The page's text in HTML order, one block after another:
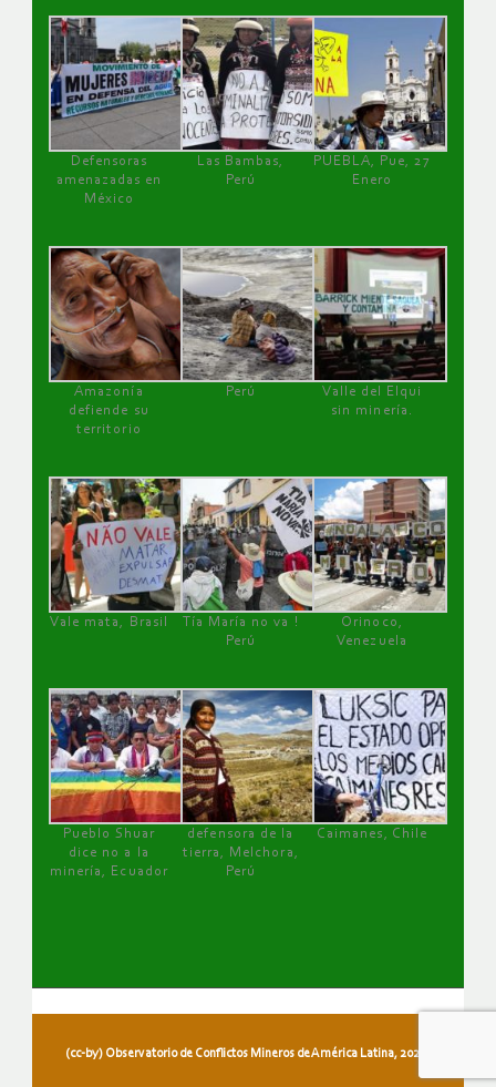
Defensoras
amenazadas en
México
Las Bambas,
Perú
PUEBLA, Pue, 27
Enero
Amazonía
defiende su
territorio
Perú
Valle del Elqui
sin minería.
Vale mata, Brasil
Tía María no va !
Perú
Orinoco,
Venezuela
Pueblo Shuar
dice no a la
minería, Ecuador
defensora de la
tierra, Melchora,
Perú
Caimanes, Chile
(cc-by) Observatorio de Conflictos Mineros de América Latina, 2026